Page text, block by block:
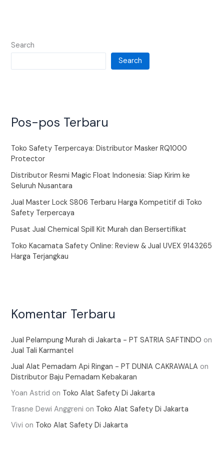
Search
Search
Pos-pos Terbaru
Toko Safety Terpercaya: Distributor Masker RQ1000
Protector
Distributor Resmi Magic Float Indonesia: Siap Kirim ke
Seluruh Nusantara
Jual Master Lock S806 Terbaru Harga Kompetitif di Toko
Safety Terpercaya
Pusat Jual Chemical Spill Kit Murah dan Bersertifikat
Toko Kacamata Safety Online: Review & Jual UVEX 9143265
Harga Terjangkau
Komentar Terbaru
Jual Pelampung Murah di Jakarta - PT SATRIA SAFTINDO on
Jual Tali Karmantel
Jual Alat Pemadam Api Ringan - PT DUNIA CAKRAWALA on
Distributor Baju Pemadam Kebakaran
Yoan Astrid on Toko Alat Safety Di Jakarta
Trasne Dewi Anggreni on Toko Alat Safety Di Jakarta
Vivi on Toko Alat Safety Di Jakarta